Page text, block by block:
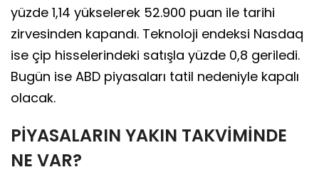
yüzde 1,14 yükselerek 52.900 puan ile tarihi
zirvesinden kapandı. Teknoloji endeksi Nasdaq
ise çip hisselerindeki satışla yüzde 0,8 geriledi.
Bugün ise ABD piyasaları tatil nedeniyle kapalı
olacak.
PİYASALARIN YAKIN TAKVİMİNDE
NE VAR?